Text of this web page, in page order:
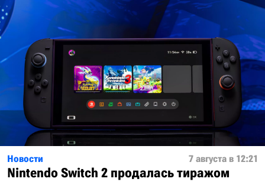
Новости 7 августа в 12:21
Nintendo Switch 2 продалась тиражом